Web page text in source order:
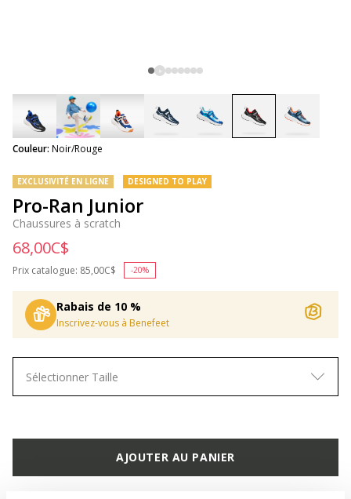
EXCLUSIVITÉ EN LIGNE DESIGNED TO PLAY
Pro-Ran Junior
Chaussures à scratch
Prix catalogue: Price reduced from
85,00C$ -20%
68,00C$
Rabais de 10 %
Inscrivez-vous à Benefeet
Couleur: Noir/Rouge
Sélectionner Taille
AJOUTER AU PANIER